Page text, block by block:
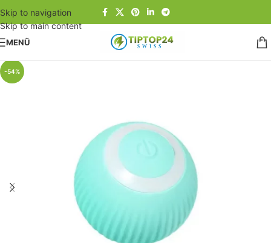
Skip to navigation
Skip to main content
MENÜ
Start/Pets-World
-54%